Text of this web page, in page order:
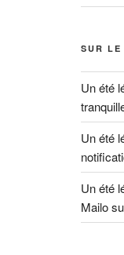
SUR LE
Un été
Un été
Un été
Mailo